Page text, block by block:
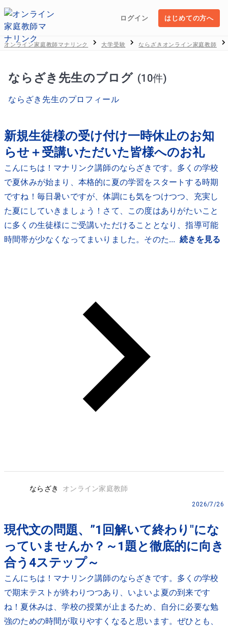
ログイン はじめての方へ
オンライン家庭教師マナリンク 大学受験 ならざきオンライン家庭教師
ならざき先生のブログ (10件)
ならざき先生のプロフィール
新規生徒様の受け付け一時休止のお知
らせ＋受講いただいた皆様へのお礼
こんにちは！マナリンク講師のならざきです。多くの学校
で夏休みが始まり、本格的に夏の学習をスタートする時期
ですね！毎日暑いですが、体調にも気をつけつつ、充実し
た夏にしていきましょう！さて、この度はありがたいこと
に多くの生徒様にご受講いただけることとなり、指導可能
時間帯が少なくなってまいりました。そのた... 続きを見る
ならざき オンライン家庭教師
2026/7/26
現代文の問題、”1回解いて終わり"にな
っていませんか？～1題と徹底的に向き
合う4ステップ～
こんにちは！マナリンク講師のならざきです。多くの学校
で期末テストが終わりつつあり、いよいよ夏の到来です
ね！夏休みは、学校の授業が止まるため、自分に必要な勉
強のための時間が取りやすくなると思います。ぜひとも、